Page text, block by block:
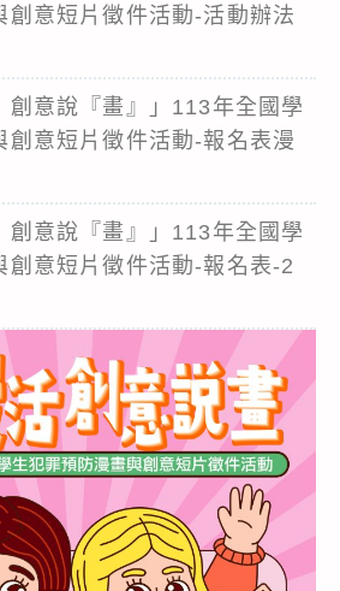
創意短片徵件活動-活動辦法
創意說『畫』」113年全國學
創意短片徵件活動-報名表漫
創意說『畫』」113年全國學
創意短片徵件活動-報名表-2